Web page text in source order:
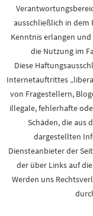
ausschließlich in
Kenntnis erlangen
die Nutzung im
Diese
Internetauftrittes
von Fragestellern,
illegale, fehlerhafte
Schäden, die aus
dargestellten
Diensteanbieter der
der über Links auf
Werden uns